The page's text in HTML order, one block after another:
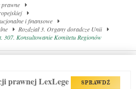
prawne
i finansowe
Rozdział 3. Organy doradcze Unii
307. Konsultowanie Komitetu Regionów
prawnej LexLege SPRAWDŹ